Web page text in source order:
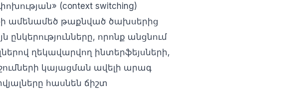
(context switching)
ամենամեծ թաքնված ծախսերից
ընկերությունները, որոնք անցնում
ղեկավարվող ինտերֆեյսների,
կայացման ավելի արագ
հասնեն ճիշտ